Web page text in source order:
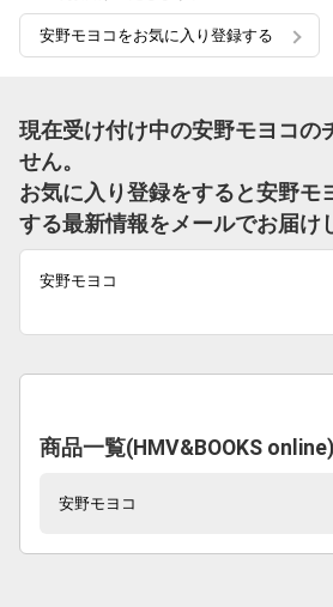
安野モヨコをお気に入り登録する
現在受け付け中の安野モヨコの
せん。
お気に入り登録をすると安野モ
する最新情報をメールでお届け
安野モヨコ
商品一覧(HMV&BOOKS online)
安野モヨコ